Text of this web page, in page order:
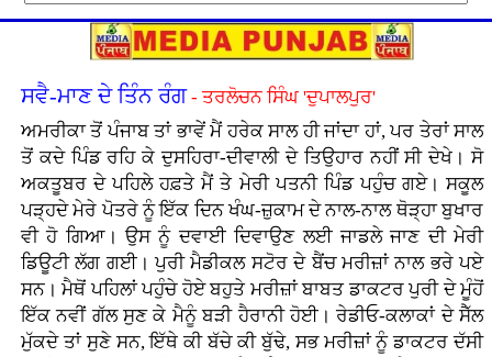
ਸਵੈ-ਮਾਣ ਦੇ ਤਿੰਨ ਰੰਗ- ਤਰਲੋਚਨ ਸਿੰਘ 'ਦੁਪਾਲਪੁਰ'
ਅਮਰੀਕਾ ਤੋਂ ਪੰਜਾਬ ਤਾਂ ਭਾਵੇਂ ਮੈਂ ਹਰੇਕ ਸਾਲ ਹੀ ਜਾਂਦਾ ਹਾਂ, ਪਰ ਤੇਰਾਂ ਸਾਲ
ਤੋਂ ਕਦੇ ਪਿੰਡ ਰਹਿ ਕੇ ਦੁਸਹਿਰਾ-ਦੀਵਾਲੀ ਦੇ ਤਿਉਹਾਰ ਨਹੀਂ ਸੀ ਦੇਖੇ। ਸੋ
ਅਕਤੂਬਰ ਦੇ ਪਹਿਲੇ ਹਫ਼ਤੇ ਮੈਂ ਤੇ ਮੇਰੀ ਪਤਨੀ ਪਿੰਡ ਪਹੁੰਚ ਗਏ। ਸਕੂਲ
ਪੜ੍ਹਦੇ ਮੇਰੇ ਪੋਤਰੇ ਨੂੰ ਇੱਕ ਦਿਨ ਖੰਘ-ਜ਼ੁਕਾਮ ਦੇ ਨਾਲ-ਨਾਲ ਥੋੜ੍ਹਾ ਬੁਖਾਰ
ਵੀ ਹੋ ਗਿਆ। ਉਸ ਨੂੰ ਦਵਾਈ ਦਿਵਾਉਣ ਲਈ ਜਾਡਲੇ ਜਾਣ ਦੀ ਮੇਰੀ
ਡਿਊਟੀ ਲੱਗ ਗਈ। ਪੁਰੀ ਮੈਡੀਕਲ ਸਟੋਰ ਦੇ ਬੈਂਚ ਮਰੀਜ਼ਾਂ ਨਾਲ ਭਰੇ ਪਏ
ਸਨ। ਮੈਥੋਂ ਪਹਿਲਾਂ ਪਹੁੰਚੇ ਹੋਏ ਬਹੁਤੇ ਮਰੀਜ਼ਾਂ ਬਾਬਤ ਡਾਕਟਰ ਪੁਰੀ ਦੇ ਮੂੰਹੋਂ
ਇੱਕ ਨਵੀਂ ਗੱਲ ਸੁਣ ਕੇ ਮੈਨੂੰ ਬੜੀ ਹੈਰਾਨੀ ਹੋਈ। ਰੇਡੀਓ-ਕਲਾਕਾਂ ਦੇ ਸੈੱਲ
ਮੁੱਕਦੇ ਤਾਂ ਸੁਣੇ ਸਨ, ਇੱਥੇ ਕੀ ਬੱਚੇ ਕੀ ਬੁੱਢੇ, ਸਭ ਮਰੀਜ਼ਾਂ ਨੂੰ ਡਾਕਟਰ ਦੱਸੀ